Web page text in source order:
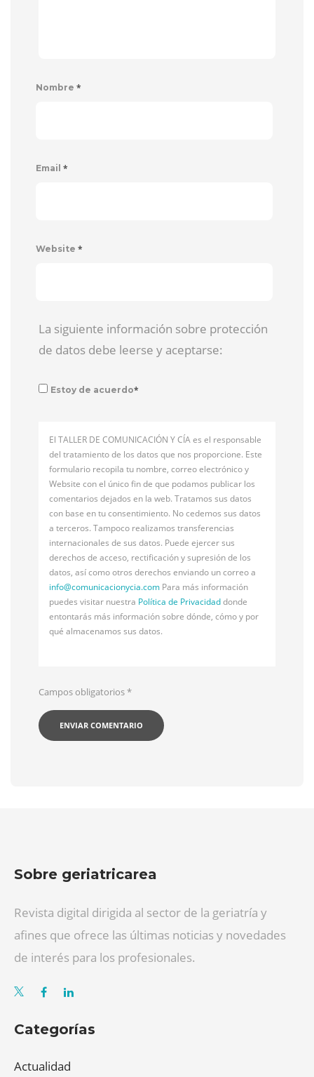
Nombre *
Email *
Website *
La siguiente información sobre protección
de datos debe leerse y aceptarse:
Estoy de acuerdo*
El TALLER DE COMUNICACIÓN Y CÍA es el responsable
del tratamiento de los datos que nos proporcione. Este
formulario recopila tu nombre, correo electrónico y
Website con el único fin de que podamos publicar los
comentarios dejados en la web. Tratamos sus datos
con base en tu consentimiento. No cedemos sus datos
a terceros. Tampoco realizamos transferencias
internacionales de sus datos. Puede ejercer sus
derechos de acceso, rectificación y supresión de los
datos, así como otros derechos enviando un correo a
info@comunicacionycia.com Para más información
puedes visitar nuestra Política de Privacidaddonde
entontarás más información sobre dónde, cómo y por
qué almacenamos sus datos.
Campos obligatorios*
Sobre geriatricarea
Revista digital dirigida al sector de la geriatría y
afines que ofrece las últimas noticias y novedades
de interés para los profesionales.
Categorías
Actualidad